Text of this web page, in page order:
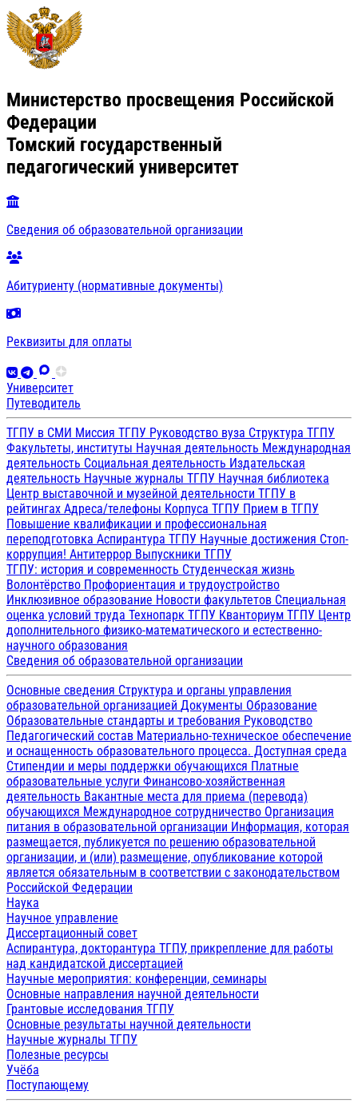
Министерство просвещения Российской
Федерации
Томский государственный
педагогический университет
Сведения об образовательной организации
Абитуриенту (нормативные документы)
Реквизиты для оплаты
Университет
Путеводитель
ТГПУ в СМИ Миссия ТГПУ Руководство вуза Структура ТГПУ
Факультеты, институты Научная деятельность Международная
деятельность Социальная деятельность Издательская
деятельность Научные журналы ТГПУ Научная библиотека
Центр выставочной и музейной деятельности ТГПУ в
рейтингах Адреса/телефоны Корпуса ТГПУ Прием в ТГПУ
Повышение квалификации и профессиональная
переподготовка Аспирантура ТГПУ Научные достижения Стоп-
коррупция! Антитеррор Выпускники ТГПУ
ТГПУ: история и современность Студенческая жизнь
Волонтёрство Профориентация и трудоустройство
Инклюзивное образование Новости факультетов Специальная
оценка условий труда Технопарк ТГПУ Кванториум ТГПУ Центр
дополнительного физико-математического и естественно-
научного образования
Сведения об образовательной организации
Основные сведения Структура и органы управления
образовательной организацией Документы Образование
Образовательные стандарты и требования Руководство
Педагогический состав Материально-техническое обеспечение
и оснащенность образовательного процесса. Доступная среда
Стипендии и меры поддержки обучающихся Платные
образовательные услуги Финансово-хозяйственная
деятельность Вакантные места для приема (перевода)
обучающихся Международное сотрудничество Организация
питания в образовательной организации Информация, которая
размещается, публикуется по решению образовательной
организации, и (или) размещение, опубликование которой
является обязательным в соответствии с законодательством
Российской Федерации
Наука
Научное управление
Диссертационный совет
Аспирантура, докторантура ТГПУ, прикрепление для работы
над кандидатской диссертацией
Научные мероприятия: конференции, семинары
Основные направления научной деятельности
Грантовые исследования ТГПУ
Основные результаты научной деятельности
Научные журналы ТГПУ
Полезные ресурсы
Учёба
Поступающему